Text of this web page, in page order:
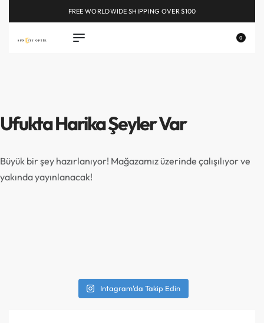
FREE WORLDWIDE SHIPPING OVER $100
0
Ufukta Harika Şeyler Var
Büyük bir şey hazırlanıyor! Mağazamız üzerinde çalışılıyor ve
yakında yayınlanacak!
Intagram'da Takip Edin